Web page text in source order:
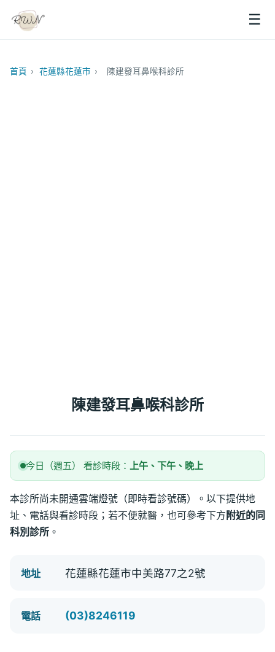
☰
首頁 › 花蓮縣花蓮市 › 陳建發耳鼻喉科診所
陳建發耳鼻喉科診所
今日（週五） 看診時段： 上午、下午、晚上
本診所尚未開通雲端燈號（即時看診號碼）。以下提供地
址、電話與看診時段；若不便就醫，也可參考下方 附近的同
科別診所 。
地址 花蓮縣花蓮市中美路77之2號
電話 (03)8246119